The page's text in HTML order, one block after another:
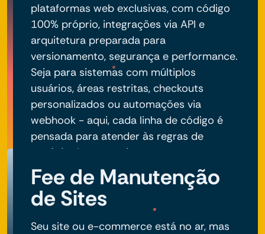
plataformas web exclusivas, com código
100% próprio, integrações via API e
arquitetura preparada para
versionamento, segurança e performance.
Seja para sistemas com múltiplos
usuários, áreas restritas, checkouts
personalizados ou automações via
webhook - aqui, cada linha de código é
pensada para atender às regras de
negócio do seu projeto.
Fee de Manutenção
de Sites
Seu site ou e-commerce está no ar, mas